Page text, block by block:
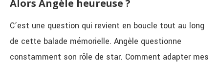
Alors Angèle heureuse ?
C’est une question qui revient en boucle tout au long
de cette balade mémorielle. Angèle questionne
constamment son rôle de star. Comment adapter mes